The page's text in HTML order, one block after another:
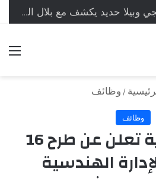
محمد حديد والد جيجي وبيلا حديد يكشف مع بلال العربي محطات من حياته لأول مرة
/ وظائف
وظائف
القوات البرية تعلن عن طرح 16
الهندسية